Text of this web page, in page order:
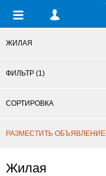
ЖИЛАЯ
ФИЛЬТР (1)
СОРТИРОВКА
РАЗМЕСТИТЬ ОБЪЯВЛЕНИЕ
Жилая